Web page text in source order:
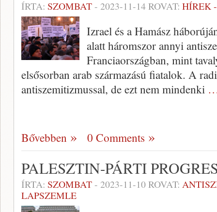
ÍRTA: SZOMBAT- 2023-11-14ROVAT: HÍREK
Izrael és a Hamász
alatt háromszor annyi
Franciaországban, mint
elsősorban arab származású fiatalok. A
antiszemitizmussal, de ezt nem mindenki
Bővebben 0 Comments
PALESZTIN-PÁRTI
ÍRTA: SZOMBAT- 2023-11-10ROVAT:
LAPSZEMLE